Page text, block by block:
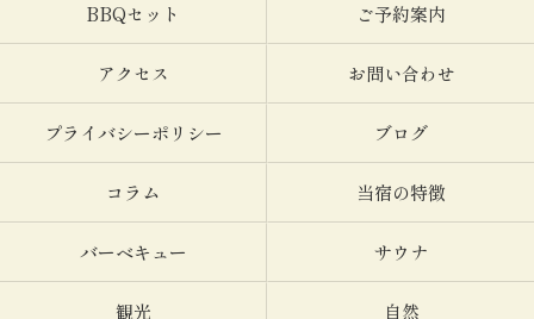
BBQセット ご予約案内
アクセス お問い合わせ
プライバシーポリシー ブログ
コラム 当宿の特徴
バーベキュー サウナ
観光 自然